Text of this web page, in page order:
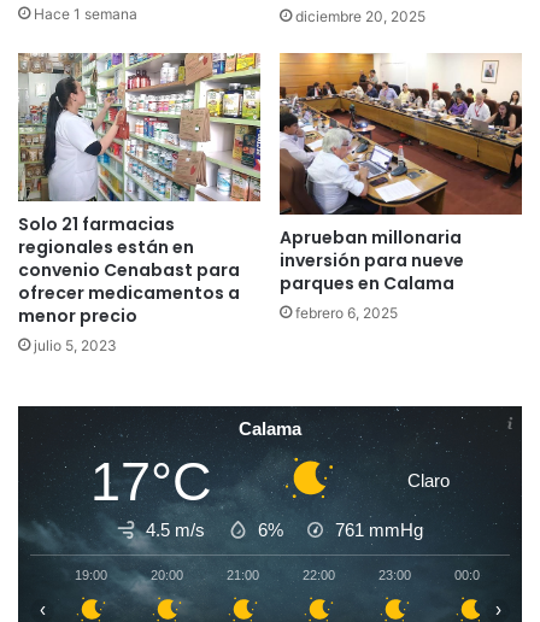
Hace 1 semana diciembre 20, 2025
Solo 21 farmacias
regionales están en
convenio Cenabast para
ofrecer medicamentos a
menor precio
julio 5, 2023
Aprueban millonaria
inversión para nueve
parques en Calama
febrero 6, 2025
Calama
17°C Claro
4.5 m/s 6% 761 mmHg
19:00 20:00 21:00 22:00 23:00 00:00
‹ ›